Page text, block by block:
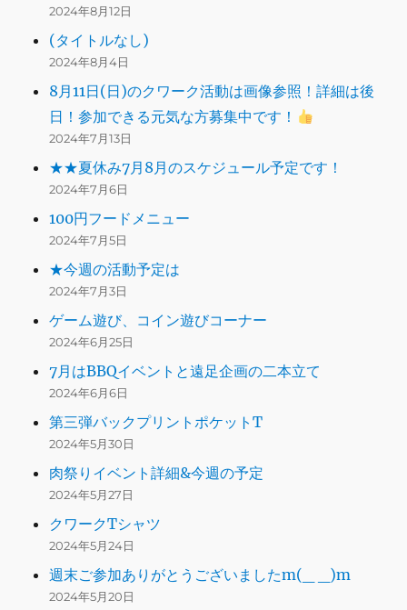
2024年8月12日
(タイトルなし)
2024年8月4日
8月11日(日)のクワーク活動は画像参照！詳細は後
日！参加できる元気な方募集中です！
2024年7月13日
★★夏休み7月8月のスケジュール予定です！
2024年7月6日
100円フードメニュー
2024年7月5日
★今週の活動予定は
2024年7月3日
ゲーム遊び、コイン遊びコーナー
2024年6月25日
7月はBBQイベントと遠足企画の二本立て
2024年6月6日
第三弾バックプリントポケットT
2024年5月30日
肉祭りイベント詳細&今週の予定
2024年5月27日
クワークTシャツ
2024年5月24日
週末ご参加ありがとうございましたm(_ _)m
2024年5月20日